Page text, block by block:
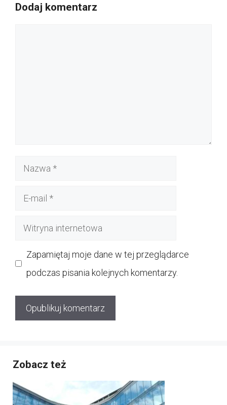
Dodaj komentarz
Nazwa
Witryna
Zapamiętaj moje dane w tej przeglądarce
podczas pisania kolejnych komentarzy.
Zobacz też